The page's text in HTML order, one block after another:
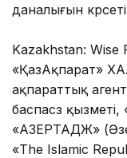
даналығын
Kazakhstan: Wise
«ҚазАқпарат»
ақпараттық
баспасөз
«АЗЕРТАДЖ»
«The Islamic